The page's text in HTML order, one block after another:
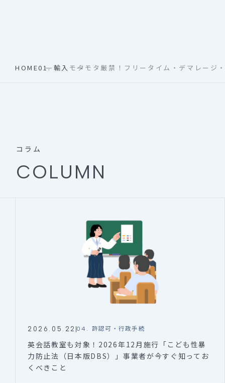
HOME01. 輸入 モタモタ厳禁！フリータイム・デマレージ
コラム
COLUMN
2026.05.22 04. 許認可・行政手続
英会話教室も対象！2026年12月施行「こども性暴
力防止法（日本版DBS）」事業者が今すぐ知ってお
くべきこと